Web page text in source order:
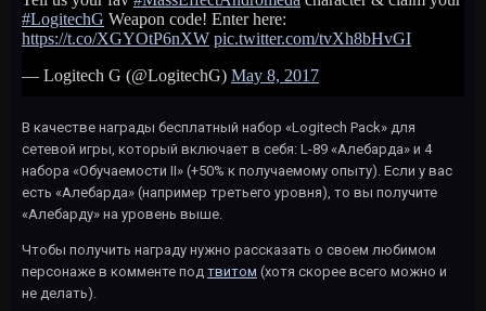
В качестве награды бесплатный набор «Logitech Pack» для
сетевой игры, который включает в себя: L-89 «Алебарда» и 4
набора «Обучаемости II» (+50% к получаемому опыту). Если у вас
есть «Алебарда» (например третьего уровня), то вы получите
«Алебарду» на уровень выше.
Чтобы получить награду нужно рассказать о своем любимом
персонаже в комменте под твитом (хотя скорее всего можно и
не делать).